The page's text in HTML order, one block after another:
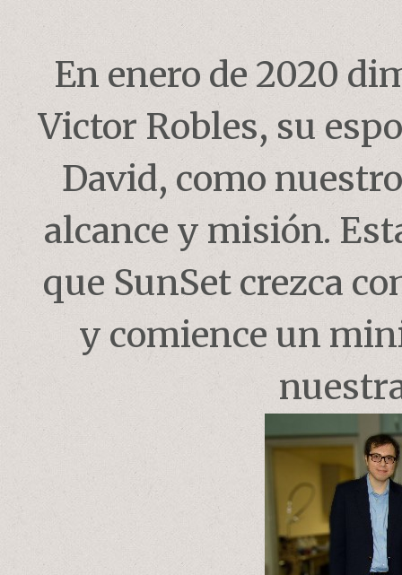
En enero de 2020
Victor Robles, su
David, como
alcance y misión.
que SunSet crezca
y comience un